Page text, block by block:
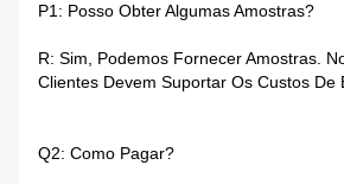
P1: Posso Obter Algumas Amostras?
R: Sim, Podemos Fornecer Amostras.
Clientes Devem Suportar Os Custos De
Q2: Como Pagar?